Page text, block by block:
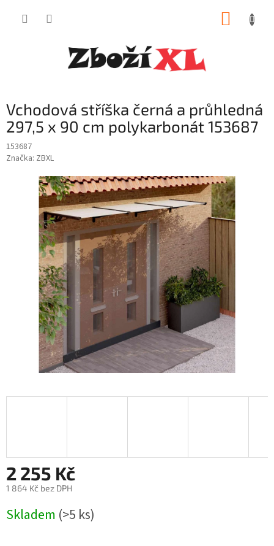
Vchodová stříška černá a průhledná
297,5 x 90 cm polykarbonát 153687
153687
Značka: ZBXL
2 255 Kč
1 864 Kč bez DPH
cena:
Skladem (>5 ks)